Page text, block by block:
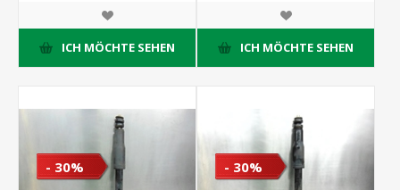
ICH MÖCHTE SEHEN ICH MÖCHTE SEHEN
- 30% - 30%